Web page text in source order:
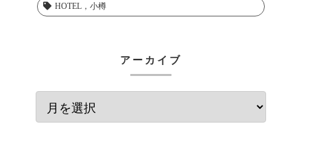
HOTEL，小樽
アーカイブ